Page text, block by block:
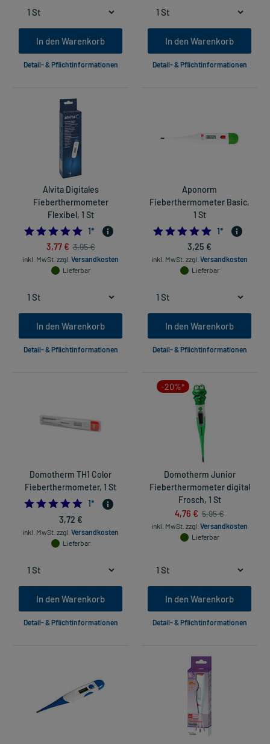
In den Warenkorb
Detail- & Pflichtinformationen
In den Warenkorb
Detail- & Pflichtinformationen
Alvita Digitales
Fieberthermometer
Flexibel, 1 St
5.0
1*
3,77 € 3,95 €
inkl. MwSt. zzgl. Versandkosten
Lieferbar
In den Warenkorb
Detail- & Pflichtinformationen
Aponorm
Fieberthermometer Basic,
1 St
5.0
1*
3,25 €
inkl. MwSt. zzgl. Versandkosten
Lieferbar
In den Warenkorb
Detail- & Pflichtinformationen
Domotherm TH1 Color
Fieberthermometer, 1 St
5.0
1*
3,72 €
inkl. MwSt. zzgl. Versandkosten
Lieferbar
In den Warenkorb
Detail- & Pflichtinformationen
-20%*
Domotherm Junior
Fieberthermometer digital
Frosch, 1 St
4,76 € 5,95 €
inkl. MwSt. zzgl. Versandkosten
Lieferbar
In den Warenkorb
Detail- & Pflichtinformationen